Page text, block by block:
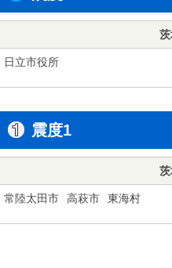
日立市役所
震度1
常陸太田市 高萩市 東海村